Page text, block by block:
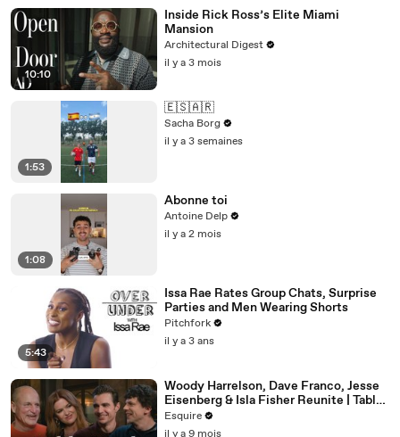
10:10
Inside Rick Ross’s Elite Miami
Mansion
Architectural Digest
il y a 3 mois
1:53
🇪🇸🇦🇷
Sacha Borg
il y a 3 semaines
1:08
Abonne toi
Antoine Delp
il y a 2 mois
5:43
Issa Rae Rates Group Chats, Surprise
Parties and Men Wearing Shorts
Pitchfork
il y a 3 ans
Woody Harrelson, Dave Franco, Jesse
Eisenberg & Isla Fisher Reunite | Table
Read | Esquire
Esquire